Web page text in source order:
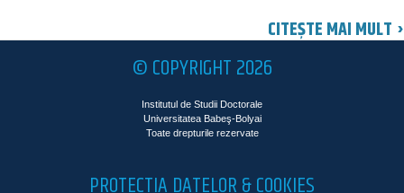
CITEȘTE MAI MULT ›
© COPYRIGHT 2026
Institutul de Studii Doctorale
Universitatea Babeş-Bolyai
Toate drepturile rezervate
PROTECTIA DATELOR & COOKIES